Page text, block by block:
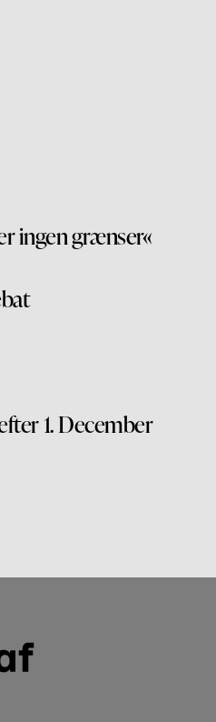
ingen grænser«
1. December